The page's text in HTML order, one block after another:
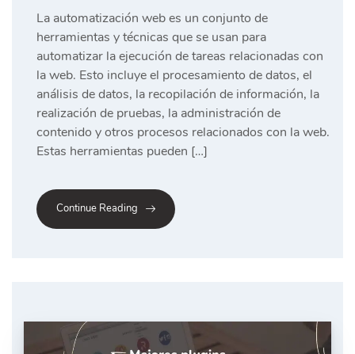
La automatización web es un conjunto de
herramientas y técnicas que se usan para
automatizar la ejecución de tareas relacionadas con
la web. Esto incluye el procesamiento de datos, el
análisis de datos, la recopilación de información, la
realización de pruebas, la administración de
contenido y otros procesos relacionados con la web.
Estas herramientas pueden […]
Continue Reading